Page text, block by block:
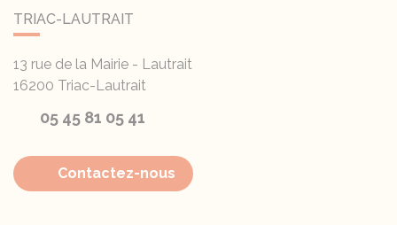
TRIAC-LAUTRAIT
13 rue de la Mairie - Lautrait
16200 Triac-Lautrait
05 45 81 05 41
Contactez-nous